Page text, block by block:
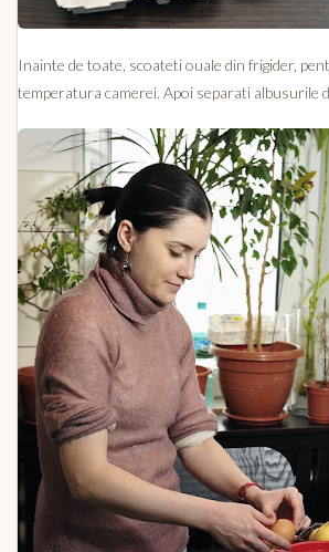
Inainte de toate, scoateti ouale din frigider,
temperatura camerei. Apoi separati albusurile